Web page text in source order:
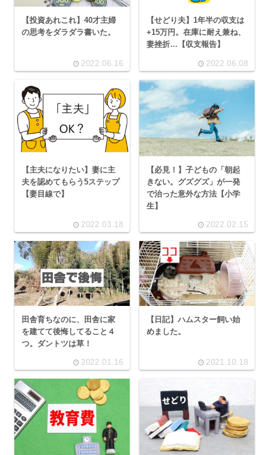
【投資あれこれ】40才主婦
の思考をダラダラ書いた。
2022.06.16
【せどり夫】1年半の収支は
+15万円。在庫に耐え兼ね、
妻挫折…【収支報告】
2022.06.08
【主夫になりたい】妻に主
夫を認めてもらう5ステップ
【妻目線で】
2022.03.18
【必見！】子どもの「朝起
きない。グズグズ」が一発
で治った意外な方法【小学
生】
2022.02.15
田舎育ちなのに、田舎に家
を建てて後悔してること４
つ。ダントツは草！
2022.01.16
【日記】ハムスター飼い始
めました。
2021.10.18